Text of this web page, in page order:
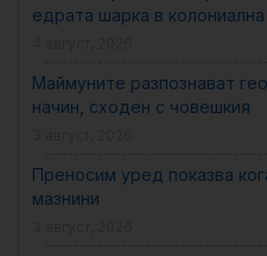
едрата шарка в
Маймуните разпознават
начин, сходен с човешкия
Преносим уред показва
мазнини